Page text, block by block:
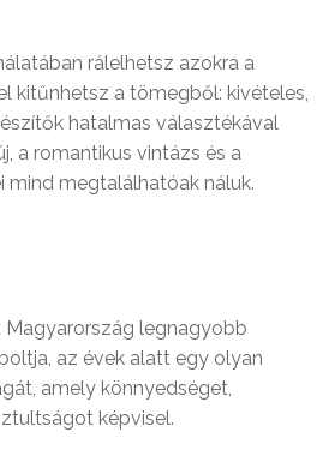
rálelhetsz azokra a
kitűnhetsz a tömegből: kivételes,
hatalmas választékával
a romantikus vintázs és a
mind megtalálhatóak náluk.
legnagyobb
az évek alatt egy olyan
amely könnyedséget,
képvisel.